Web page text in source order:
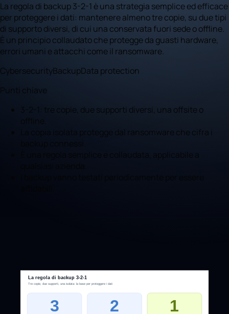
La regola di backup 3-2-1 è una strategia semplice ed efficace
per proteggere i dati: mantenere almeno tre copie, su due tipi
di supporto diversi, di cui una conservata fuori sede o offline.
È un principio collaudato che protegge da guasti hardware,
errori umani e attacchi come il ransomware.
CybersecurityBackupData protection
Punti chiave
3-2-1: tre copie, due supporti diversi, una offsite o
offline.
La copia isolata protegge dal ransomware che cifra i
backup connessi.
È una regola semplice e collaudata, applicabile a